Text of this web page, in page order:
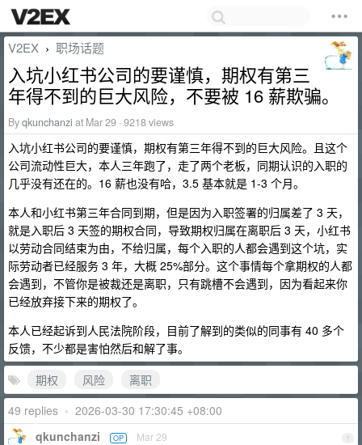
V2EX › 职场话题
入坑小红书公司的要谨慎，期权有第三
年得不到的巨大风险，不要被 16 薪欺骗。
Byqkunchanzi at Mar 29 · 9218 views
入坑小红书公司的要谨慎，期权有第三年得不到的巨大风险。且这个
公司流动性巨大，本人三年跑了，走了两个老板，同期认识的入职的
几乎没有还在的。16 薪也没有哈，3.5 基本就是 1-3 个月。
本人和小红书第三年合同到期，但是因为入职签署的归属差了 3 天，
就是入职后 3 天签的期权合同，导致期权归属在离职后 3 天，小红书
以劳动合同结束为由，不给归属，每个入职的人都会遇到这个坑，实
际劳动者已经服务 3 年，大概 25%部分。这个事情每个拿期权的人都
会遇到，不管你是被裁还是离职，只有跳槽不会遇到，因为看起来你
已经放弃接下来的期权了。
本人已经起诉到人民法院阶段，目前了解到的类似的同事有 40 多个
反馈，不少都是害怕然后和解了事。
期权
风险
离职
49 replies • 2026-03-30 17:30:45 +08:00
1
qkunchanzi OP Mar 29